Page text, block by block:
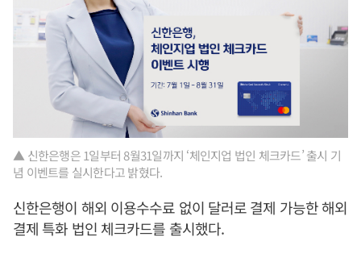
▲ 신한은행은 1일부터 8월31일까지 ‘체인지업 법인 체크카드’ 출시 기
념 이벤트를 실시한다고 밝혔다.
신한은행이 해외 이용수수료 없이 달러로 결제 가능한 해외
결제 특화 법인 체크카드를 출시했다.